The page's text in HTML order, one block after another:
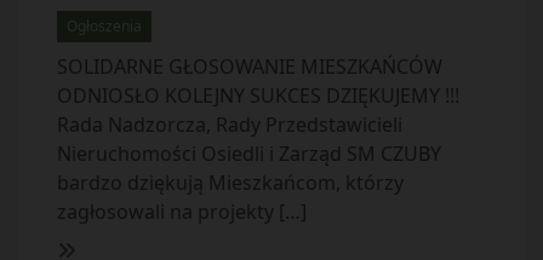
Ogłoszenia
SOLIDARNE GŁOSOWANIE MIESZKAŃCÓW
ODNIOSŁO KOLEJNY SUKCES DZIĘKUJEMY !!!
Rada Nadzorcza, Rady Przedstawicieli
Nieruchomości Osiedli i Zarząd SM CZUBY
bardzo dziękują Mieszkańcom, którzy
zagłosowali na projekty […]